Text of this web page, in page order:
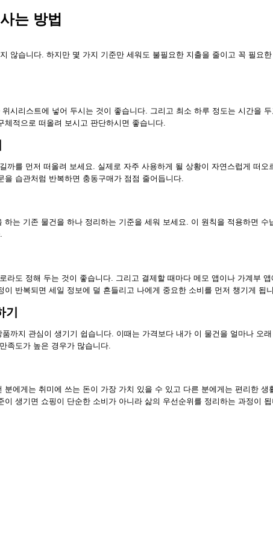
는 방법
않습니다. 하지만 몇 가지 기준만 세워도 불필요한 지출을 줄이고 꼭 필요
시리스트에 넣어 두시는 것이 좋습니다. 그리고 최소 하루 정도는 시간을
적으로 떠올려 보시고 판단하시면 좋습니다.
까를 먼저 떠올려 보세요. 실제로 자주 사용하게 될 상황이 자연스럽게 떠
습관처럼 반복하면 충동구매가 점점 줄어듭니다.
는 기존 물건을 하나 정리하는 기준을 세워 보세요. 이 원칙을 적용하면
라도 정해 두는 것이 좋습니다. 그리고 결제할 때마다 메모 앱이나 가계부
반복되면 세일 정보에 덜 흔들리고 나에게 중요한 소비를 먼저 챙기게 됩
까지 관심이 생기기 쉽습니다. 이때는 가격보다 내가 이 물건을 얼마나 오
족도가 높은 경우가 많습니다.
에게는 취미에 쓰는 돈이 가장 가치 있을 수 있고 다른 분에게는 편리한
생기면 쇼핑이 단순한 소비가 아니라 삶의 우선순위를 정리하는 과정이 됩